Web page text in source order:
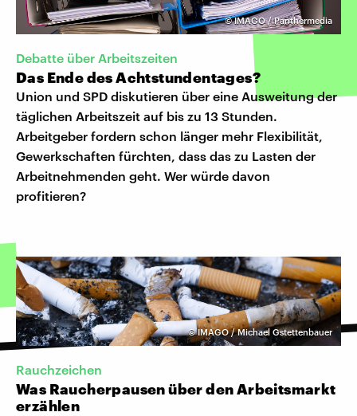
©IMAGO / Panthermedia
Debatte über Arbeitszeiten
Das Ende des Achtstundentages?
Union und SPD diskutieren über eine Ausweitung der
täglichen Arbeitszeit auf bis zu 13 Stunden.
Arbeitgeber fordern schon länger mehr Flexibilität,
Gewerkschaften fürchten, dass das zu Lasten der
Arbeitnehmenden geht. Wer würde davon
profitieren?
©IMAGO / Michael Gstettenbauer
Rauchzeichen
Was Raucherpausen über den Arbeitsmarkt
erzählen